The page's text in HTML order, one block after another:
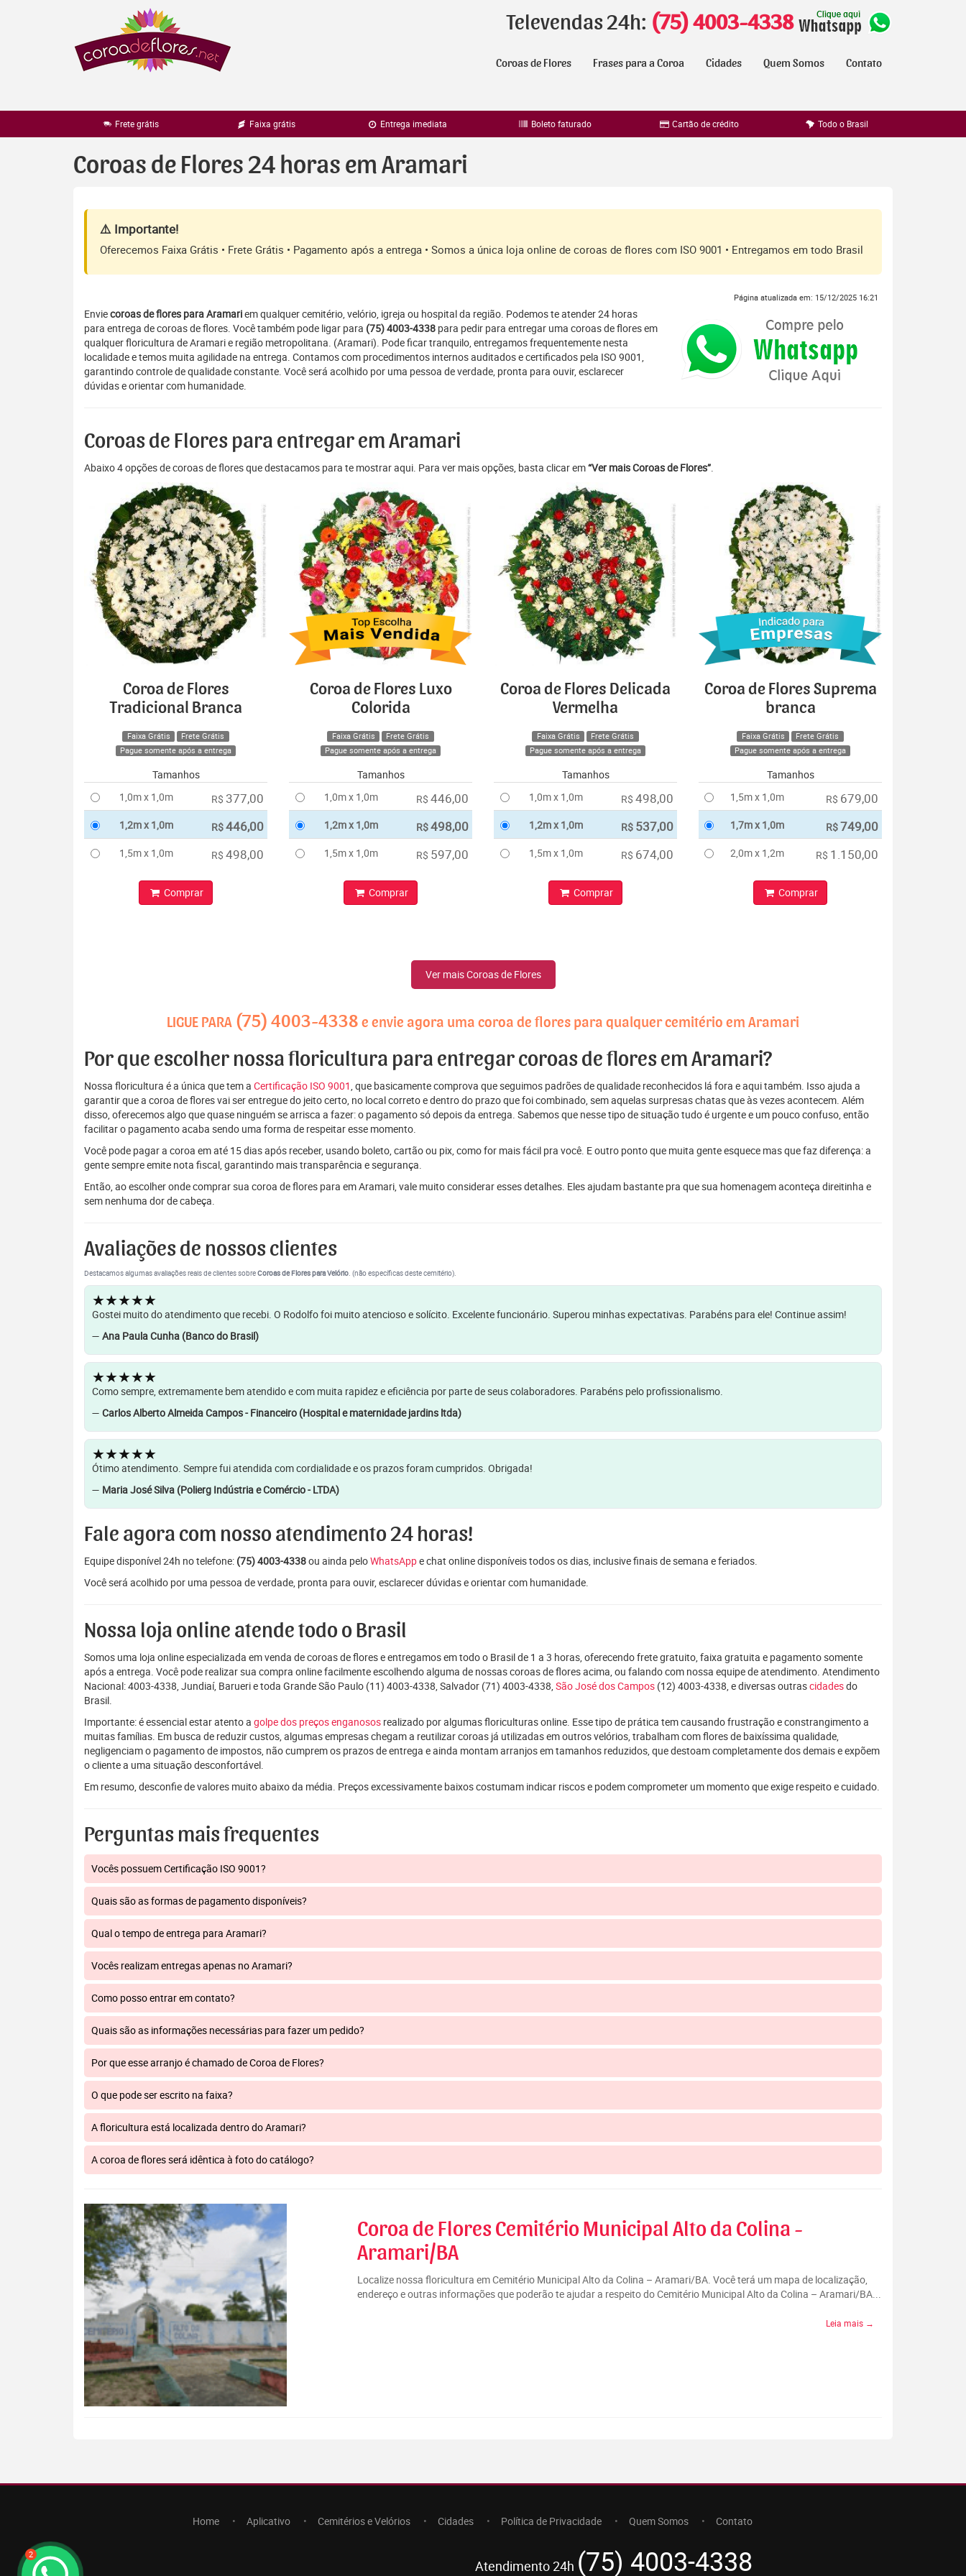
Televendas 24h: (75) 4003-4338
Coroas de Flores Frases para a Coroa Cidades Quem Somos Contato
2
Frete grátis Faixa grátis Entrega imediata Boleto faturado Cartão de crédito Todo o Brasil
Coroas de Flores 24 horas em Aramari
⚠️ Importante!
Oferecemos Faixa Grátis • Frete Grátis • Pagamento após a entrega • Somos a única loja online de coroas de flores com ISO 9001 • Entregamos em todo Brasil
Página atualizada em: 15/12/2025 16:21
Enviecoroas de flores para Aramariem qualquer cemitério, velório, igreja ou hospital da região. Podemos te atender 24 horas
para entrega de coroas de flores. Você também pode ligar para (75) 4003-4338 para pedir para entregar uma coroas de flores em
qualquer floricultura de Aramari e região metropolitana. (Aramari). Pode ficar tranquilo, entregamos frequentemente nesta
localidade e temos muita agilidade na entrega. Contamos com procedimentos internos auditados e certificados pela ISO 9001,
garantindo controle de qualidade constante. Você será acolhido por uma pessoa de verdade, pronta para ouvir, esclarecer
dúvidas e orientar com humanidade.
Coroas de Flores para entregar em Aramari
Abaixo 4 opções de coroas de flores que destacamos para te mostrar aqui. Para ver mais opções, basta clicar em“Ver mais Coroas de Flores”.
Coroa de Flores
Tradicional Branca
Faixa Grátis
Frete Grátis
Pague somente após a entrega
Tamanhos
1,0m x 1,0m
R$ 377,00
1,2m x 1,0m R$446,00
1,5m x 1,0m R$ 498,00
Comprar
Coroa de Flores Luxo
Colorida
Faixa Grátis
Frete Grátis
Pague somente após a entrega
Tamanhos
1,0m x 1,0m
R$ 446,00
1,2m x 1,0m R$498,00
1,5m x 1,0m R$ 597,00
Comprar
Coroa de Flores Delicada
Vermelha
Faixa Grátis
Frete Grátis
Pague somente após a entrega
Tamanhos
1,0m x 1,0m
R$ 498,00
1,2m x 1,0m R$ 537,00
1,5m x 1,0m R$ 674,00
Comprar
Coroa de Flores Suprema
branca
Faixa Grátis
Frete Grátis
Pague somente após a entrega
Tamanhos
1,5m x 1,0m
R$ 679,00
1,7m x 1,0m R$749,00
2,0m x 1,2m R$ 1.150,00
Comprar
Ver mais Coroas de Flores
LIGUE PARA (75) 4003-4338 e envie agora uma coroa de flores para qualquer cemitério em Aramari
Por que escolher nossa floricultura para entregar coroas de flores em Aramari?
Nossa floricultura é a única que tem a Certificação ISO 9001, que basicamente comprova que seguimos padrões de qualidade reconhecidos lá fora e aqui também. Isso ajuda a
garantir que a coroa de flores vai ser entregue do jeito certo, no local correto e dentro do prazo que foi combinado, sem aquelas surpresas chatas que às vezes acontecem. Além
disso, oferecemos algo que quase ninguém se arrisca a fazer: o pagamento só depois da entrega. Sabemos que nesse tipo de situação tudo é urgente e um pouco confuso, então
facilitar o pagamento acaba sendo uma forma de respeitar esse momento.
Você pode pagar a coroa em até 15 dias após receber, usando boleto, cartão ou pix, como for mais fácil pra você. E outro ponto que muita gente esquece mas que faz diferença: a
gente sempre emite nota fiscal, garantindo mais transparência e segurança.
Então, ao escolher onde comprar sua coroa de flores para em Aramari, vale muito considerar esses detalhes. Eles ajudam bastante pra que sua homenagem aconteça direitinha e
sem nenhuma dor de cabeça.
Avaliações de nossos clientes
Destacamos algumas avaliações reais de clientes sobreCoroas de Flores para Velório. (não específicas deste cemitério).
★★★★★
Gostei muito do atendimento que recebi. O Rodolfo foi muito atencioso e solícito. Excelente funcionário. Superou minhas expectativas. Parabéns para ele! Continue assim!
— Ana Paula Cunha (Banco do Brasil)
★★★★★
Como sempre, extremamente bem atendido e com muita rapidez e eficiência por parte de seus colaboradores. Parabéns pelo profissionalismo.
— Carlos Alberto Almeida Campos - Financeiro (Hospital e maternidade jardins ltda)
★★★★★
Ótimo atendimento. Sempre fui atendida com cordialidade e os prazos foram cumpridos. Obrigada!
— Maria José Silva (Polierg Indústria e Comércio - LTDA)
Fale agora com nosso atendimento 24 horas!
Equipe disponível 24h no telefone: (75) 4003-4338ou ainda peloWhatsAppe chat online disponíveis todos os dias, inclusive finais de semana e feriados.
Você será acolhido por uma pessoa de verdade, pronta para ouvir, esclarecer dúvidas e orientar com humanidade.
Nossa loja online atende todo o Brasil
Somos uma loja online especializada em venda de coroas de flores e entregamos em todo o Brasil de 1 a 3 horas, oferecendo frete gratuito, faixa gratuita e pagamento somente
após a entrega. Você pode realizar sua compra online facilmente escolhendo alguma de nossas coroas de flores acima, ou falando com nossa equipe de atendimento. Atendimento
Nacional: 4003-4338, Jundiaí, Barueri e toda Grande São Paulo (11) 4003-4338, Salvador (71) 4003-4338, São José dos Campos (12) 4003-4338, e diversas outrascidadesdo
Brasil.
Importante: é essencial estar atento a golpe dos preços enganosos realizado por algumas floriculturas online. Esse tipo de prática tem causando frustração e constrangimento a
muitas famílias. Em busca de reduzir custos, algumas empresas chegam a reutilizar coroas já utilizadas em outros velórios, trabalham com flores de baixíssima qualidade,
negligenciam o pagamento de impostos, não cumprem os prazos de entrega e ainda montam arranjos em tamanhos reduzidos, que destoam completamente dos demais e expõem
o cliente a uma situação desconfortável.
Em resumo, desconfie de valores muito abaixo da média. Preços excessivamente baixos costumam indicar riscos e podem comprometer um momento que exige respeito e cuidado.
Perguntas mais frequentes
Vocês possuem Certificação ISO 9001?
Quais são as formas de pagamento disponíveis?
Qual o tempo de entrega para Aramari?
Vocês realizam entregas apenas no Aramari?
Como posso entrar em contato?
Quais são as informações necessárias para fazer um pedido?
Por que esse arranjo é chamado de Coroa de Flores?
O que pode ser escrito na faixa?
A floricultura está localizada dentro do Aramari?
A coroa de flores será idêntica à foto do catálogo?
Coroa de Flores Cemitério Municipal Alto da Colina -
Aramari/BA
Localize nossa floricultura em Cemitério Municipal Alto da Colina – Aramari/BA. Você terá um mapa de localização,
endereço e outras informações que poderão te ajudar a respeito do Cemitério Municipal Alto da Colina – Aramari/BA...
Leia mais →
Home Aplicativo Cemitérios e Velórios Cidades Política de Privacidade Quem Somos Contato
Atendimento 24h (75) 4003-4338